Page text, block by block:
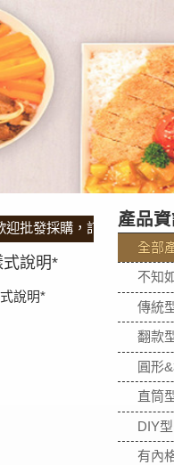
產品
全部
不知
傳統
翻款
圓形
直筒
DIY型
有內
採購，訂製專屬木盒，
說明*
說明*